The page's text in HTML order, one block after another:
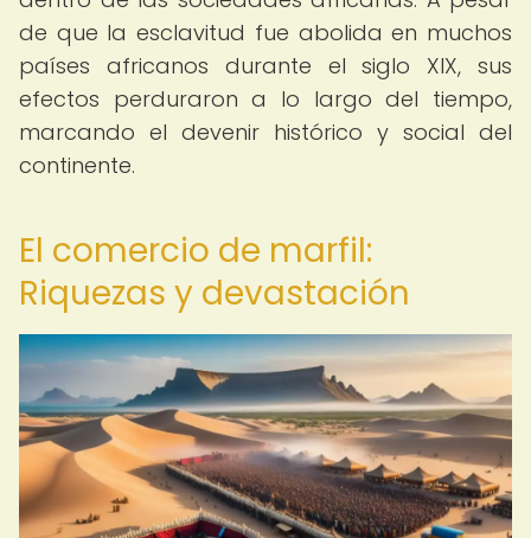
de que la esclavitud fue abolida en muchos
países africanos durante el siglo XIX, sus
efectos perduraron a lo largo del tiempo,
marcando el devenir histórico y social del
continente.
El comercio de marfil:
Riquezas y devastación